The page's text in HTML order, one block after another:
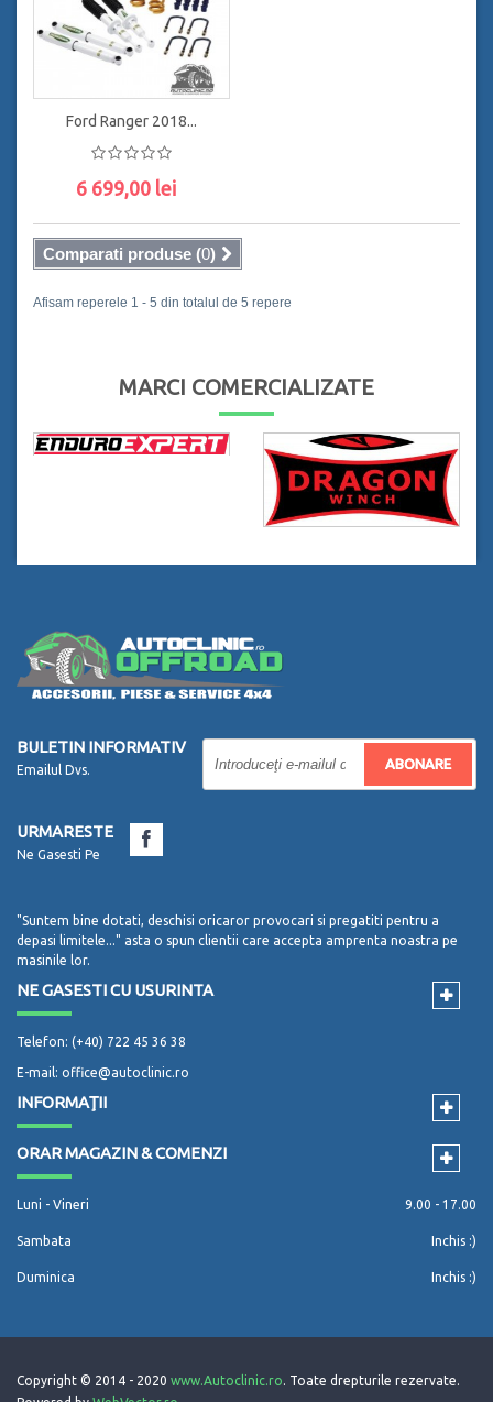
Ford Ranger 2018...
6 699,00 lei
ADAUGĂ ÎN COŞ
Comparati produse (0)
Afisam reperele 1 - 5 din totalul de 5 repere
MARCI COMERCIALIZATE
BULETIN INFORMATIV
Emailul Dvs. ABONARE
URMARESTE
Ne Gasesti Pe
"Suntem bine dotati, deschisi oricaror provocari si pregatiti pentru a
depasi limitele..." asta o spun clientii care accepta amprenta noastra pe
masinile lor.
NE GASESTI CU USURINTA
Telefon: (+40) 722 45 36 38
E-mail: office@autoclinic.ro
INFORMAŢII
ORAR MAGAZIN & COMENZI
Luni - Vineri 9.00 - 17.00
Sambata Inchis :)
Duminica Inchis :)
Copyright © 2014 - 2020 www.Autoclinic.ro. Toate drepturile rezervate.